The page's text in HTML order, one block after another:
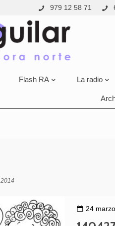
979 12 58 71
Flash RA La radio
2014
24